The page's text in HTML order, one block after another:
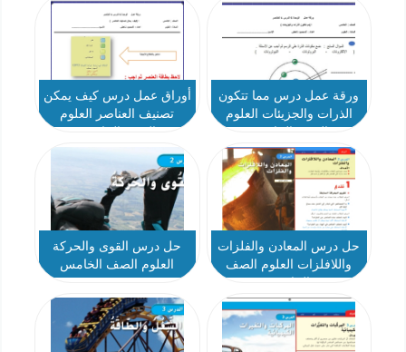
ورقة عمل درس مما تتكون
الذرات والجزيئات العلوم
أوراق عمل درس كيف يمكن
تصنيف العناصر العلوم
حل درس المعادن والفلزات
واللافلزات العلوم الصف
حل درس القوى والحركة
العلوم الصف الخامس